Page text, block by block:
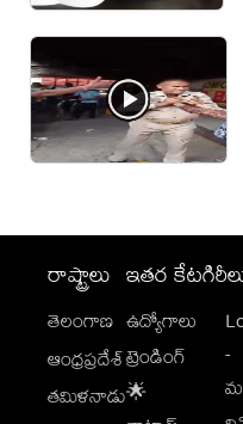
రాష్ట్రాలు
తెలంగాణ
ఆంధ్రప్రదేశ్
తమిళనాడు
ఇతర
ఉద్యోగాలు
ట్రెండింగ్
🌟
-